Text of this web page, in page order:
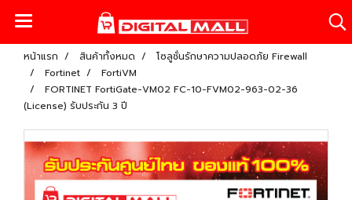
หน้าแรก สินค้าทั้งหมด
โซลูชั่นรักษาความปลอดภัย Firewall
Fortinet
FortiVM
FORTINET FortiGate-VM02 FC-10-FVM02-963-02-36
(License) รับประกัน 3 ปี